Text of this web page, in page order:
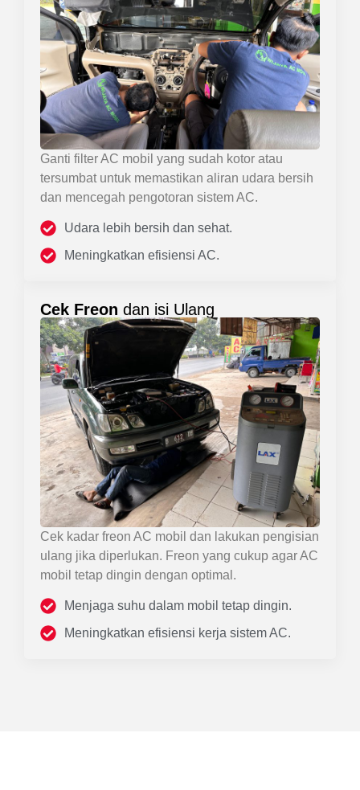
Ganti filter AC mobil yang sudah kotor atau
tersumbat untuk memastikan aliran udara bersih
dan mencegah pengotoran sistem AC.
Udara lebih bersih dan sehat.
Meningkatkan efisiensi AC.
Cek Freon dan isi Ulang
Cek kadar freon AC mobil dan lakukan pengisian
ulang jika diperlukan. Freon yang cukup agar AC
mobil tetap dingin dengan optimal.
Menjaga suhu dalam mobil tetap dingin.
Meningkatkan efisiensi kerja sistem AC.